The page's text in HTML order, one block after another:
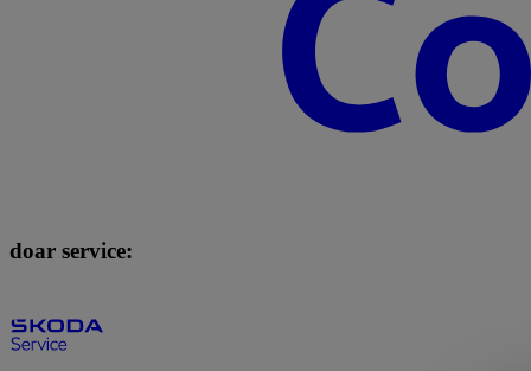
doar service: